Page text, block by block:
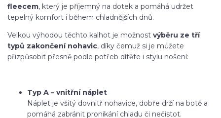
fleecem, který je příjemný na dotek a pomáhá udržet
tepelný komfort i během chladnějších dnů.
Velkou výhodou těchto kalhot je možnost výběru ze tří
typů zakončení nohavic, díky čemuž si je můžete
přizpůsobit přesně podle potřeb dítěte i stylu nošení:
Typ A – vnitřní náplet
Náplet je všitý dovnitř nohavice, dobře drží na botě a
pomáhá zabránit pronikání chladu či nečistot.